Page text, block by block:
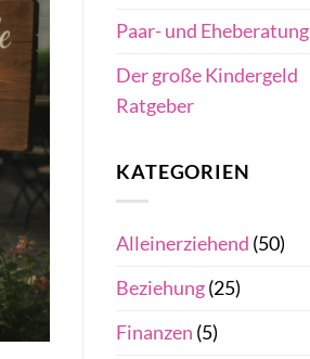
Paar- und Eheberatung
Der große Kindergeld
Ratgeber
KATEGORIEN
Alleinerziehend (50)
Beziehung(25)
Finanzen (5)